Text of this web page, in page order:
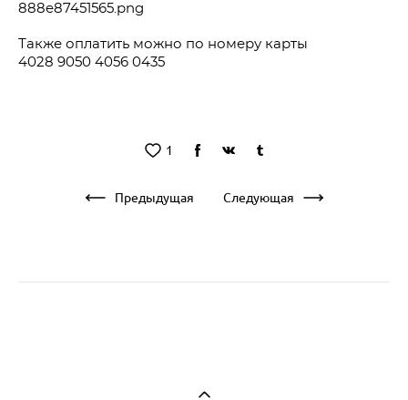
888e87451565.png
Также оплатить можно по номеру карты
4028 9050 4056 0435
1
Предыдущая Следующая